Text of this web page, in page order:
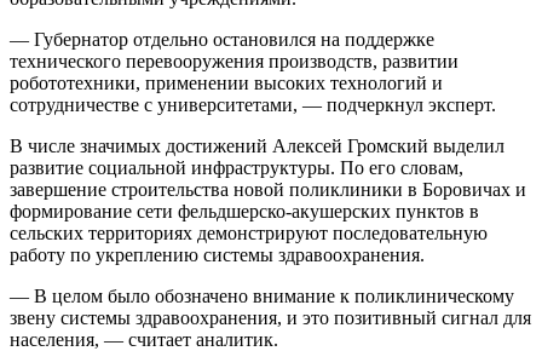
— Губернатор отдельно остановился на поддержке
технического перевооружения производств, развитии
робототехники, применении высоких технологий и
сотрудничестве с университетами, — подчеркнул эксперт.
В числе значимых достижений Алексей Громский выделил
развитие социальной инфраструктуры. По его словам,
завершение строительства новой поликлиники в Боровичах и
формирование сети фельдшерско-акушерских пунктов в
сельских территориях демонстрируют последовательную
работу по укреплению системы здравоохранения.
— В целом было обозначено внимание к поликлиническому
звену системы здравоохранения, и это позитивный сигнал для
населения, — считает аналитик.